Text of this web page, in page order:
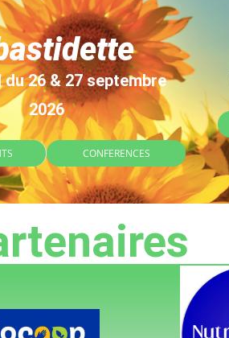
du 26 & 27 septembre
2026
CONFERENCES